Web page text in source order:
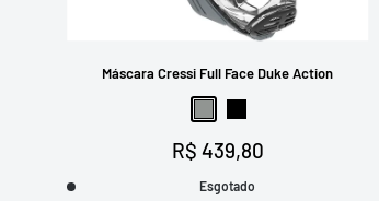
Máscara Cressi Full Face Duke Action
Preço
R$ 439,80
Esgotado